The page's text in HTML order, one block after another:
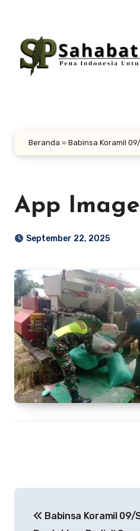
konten
Beranda » Babinsa Koramil
App Image
September 22, 2025
pos Babinsa Koramil